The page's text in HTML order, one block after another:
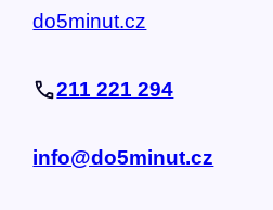
do5minut.cz
211 221 294
info@do5minut.cz